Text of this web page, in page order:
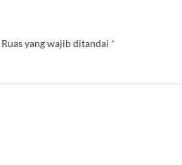
Ruas yang wajib ditandai *